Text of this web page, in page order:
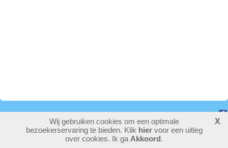
bezoekers - 2 online
login
laatste wijziging: 26-02-2026
Wij gebruiken cookies om een optimale
bezoekerservaring te bieden. Klik hiervoor een uitleg
over cookies. Ik ga Akkoord.
X